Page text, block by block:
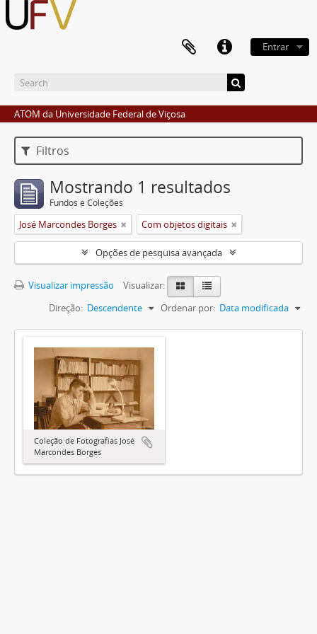
Entrar
ATOM da Universidade Federal de Viçosa
Filtros
Mostrando 1 resultados
Fundos e Coleções
José Marcondes Borges Com objetos digitais
Opções de pesquisa avançada
Visualizar impressão
Visualizar:
Ordenar por: Data modificada
Direção: Descendente
Coleção de Fotografias José
Marcondes Borges